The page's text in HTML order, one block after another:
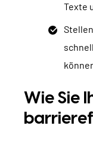
Texte
Wie Sie